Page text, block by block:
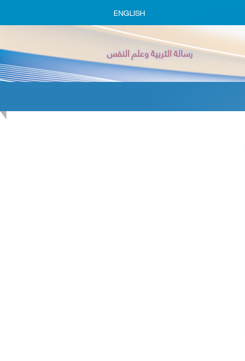
ENGLISH
رسالة التربية وعلم النفس